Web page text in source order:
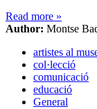
Read more »
Author: Montse
artistes al
col·lecció
comunicació
educació
General